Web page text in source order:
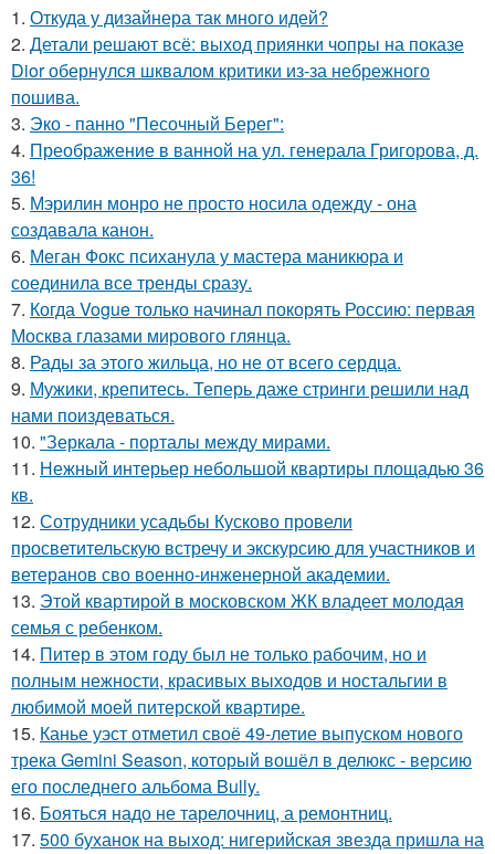
1. Откуда у дизайнера так много идей?
2. Детали решают всё: выход приянки чопры на показе
Dior обернулся шквалом критики из-за небрежного
пошива.
3. Эко - панно "Песочный Берег":
4. Преображение в ванной на ул. генерала Григорова, д.
36!
5. Мэрилин монро не просто носила одежду - она
создавала канон.
6. Меган Фокс психанула у мастера маникюра и
соединила все тренды сразу.
7. Когда Vogue только начинал покорять Россию: первая
Москва глазами мирового глянца.
8. Рады за этого жильца, но не от всего сердца.
9. Мужики, крепитесь. Теперь даже стринги решили над
нами поиздеваться.
10. "Зеркала - порталы между мирами.
11. Нежный интерьер небольшой квартиры площадью 36
кв.
12. Сотрудники усадьбы Кусково провели
просветительскую встречу и экскурсию для участников и
ветеранов сво военно-инженерной академии.
13. Этой квартирой в московском ЖК владеет молодая
семья с ребенком.
14. Питер в этом году был не только рабочим, но и
полным нежности, красивых выходов и ностальгии в
любимой моей питерской квартире.
15. Канье уэст отметил своё 49-летие выпуском нового
трека Gemini Season, который вошёл в делюкс - версию
его последнего альбома Bully.
16. Бояться надо не тарелочниц, а ремонтниц.
17. 500 буханок на выход: нигерийская звезда пришла на